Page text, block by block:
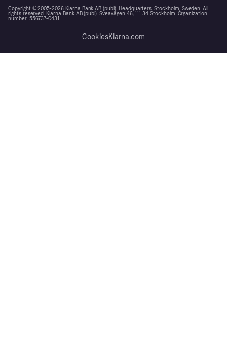
Copyright © 2005-2026 Klarna Bank AB (publ). Headquarters: Stockholm, Sweden. All
rights reserved. Klarna Bank AB (publ). Sveavägen 46, 111 34 Stockholm. Organization
number: 556737-0431
CookiesKlarna.com